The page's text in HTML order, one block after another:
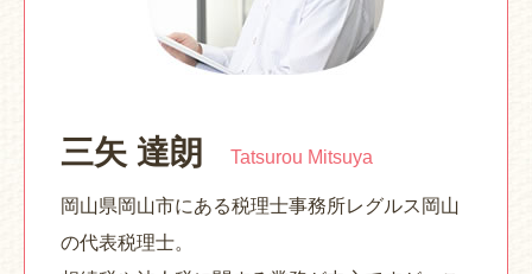
三矢 達朗 Tatsurou Mitsuya
岡山県岡山市にある税理士事務所レグルス岡山
の代表税理士。